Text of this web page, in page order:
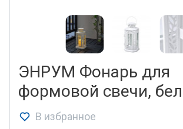
ЭНРУМ Фонарь для
формовой свечи,
В избранное